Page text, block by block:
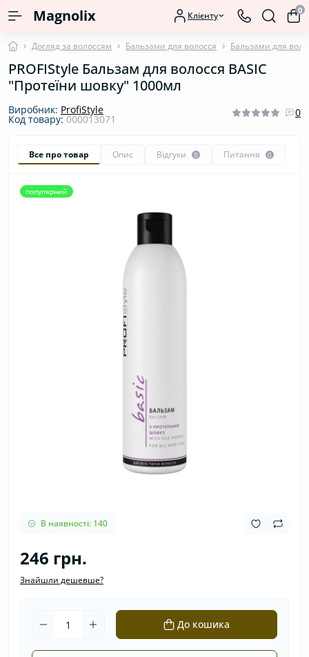
Magnolix Клієнту 0
Догляд за волоссям Бальзами для волосся Бальзами для
PROFIStyle Бальзам для волосся BASIC
"Протеїни шовку" 1000мл
Виробник: ProfiStyle
Код товару:000013071
0
Все про товар Опис Відгуки 0 Питання 0
популярний
В наявності: 140
246 грн.
Знайшли дешевше?
До кошика